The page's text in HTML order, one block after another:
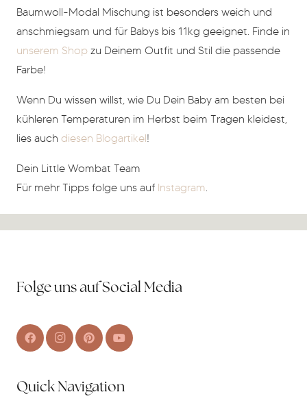
Baumwoll-Modal Mischung ist besonders weich und
anschmiegsam und für Babys bis 11kg geeignet. Finde in
unserem Shop zu Deinem Outfit und Stil die passende
Farbe!
Wenn Du wissen willst, wie Du Dein Baby am besten bei
kühleren Temperaturen im Herbst beim Tragen kleidest,
lies auch diesen Blogartikel!
Dein Little Wombat Team
Für mehr Tipps folge uns auf Instagram.
Folge uns auf Social Media
Quick Navigation